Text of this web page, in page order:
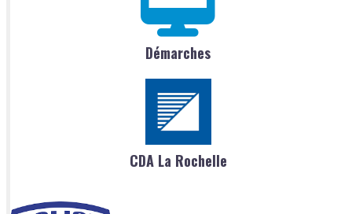
Démarches
CDA La Rochelle